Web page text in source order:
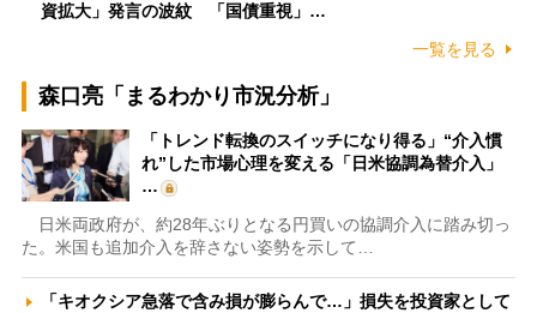
資拡大」発言の波紋 「国債重視」…
一覧を見る
森口亮「まるわかり市況分析」
「トレンド転換のスイッチになり得る」“介入慣
れ”した市場心理を変える「日米協調為替介入」
…
日米両政府が、約28年ぶりとなる円買いの協調介入に踏み切っ
た。米国も追加介入を辞さない姿勢を示して…
「キオクシア急落で含み損が膨らんで…」損失を投資家として